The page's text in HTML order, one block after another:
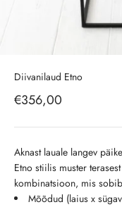
Diivanilaud Etno
Soodushind
€356,00
Aknast lauale langev
Etno stiilis muster
kombinatsioon, mis
Mõõdud (laius x